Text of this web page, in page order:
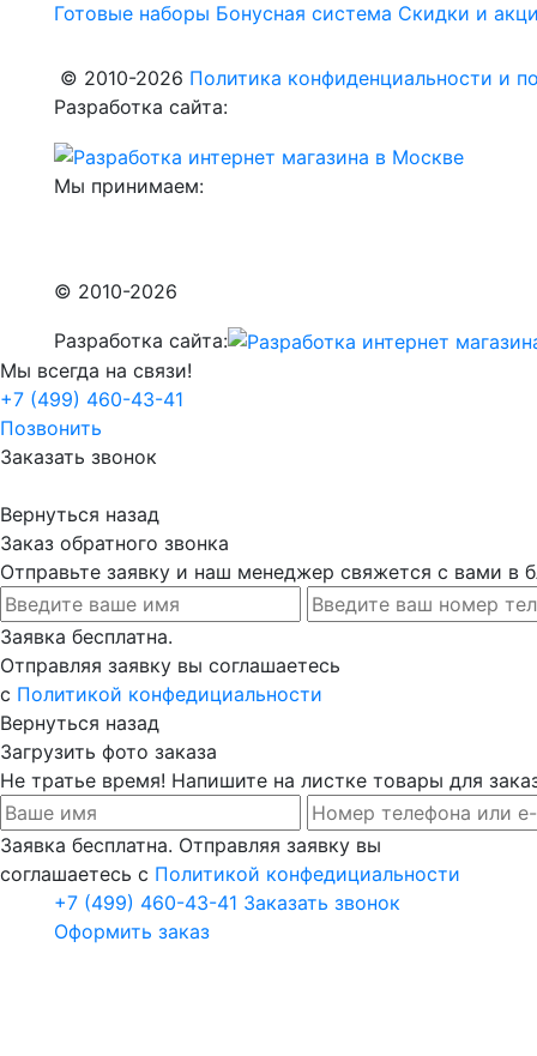
Готовые наборы Бонусная система Скидки и
© 2010-2026 Политика конфиденциальности и
Разработка сайта:
Мы принимаем:
© 2010-2026
Разработка сайта:
Мы всегда на связи!
+7 (499) 460-43-41
Позвонить
Заказать звонок
Вернуться назад
Заказ обратного звонка
Отправьте заявку и наш менеджер свяжется с вами в
Заявка бесплатна.
Отправляя заявку вы соглашаетесь
с Политикой конфедициальности
Вернуться назад
Загрузить фото заказа
Не тратье время! Напишите на листке товары для
Заявка бесплатна. Отправляя заявку вы
соглашаетесь с Политикой конфедициальности
+7 (499) 460-43-41 Заказать звонок
Оформить заказ